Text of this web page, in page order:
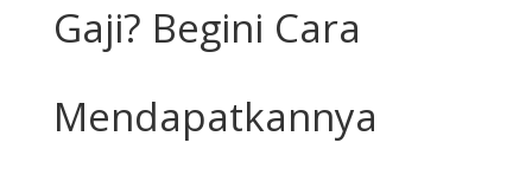
Gaji? Begini Cara
Mendapatkannya